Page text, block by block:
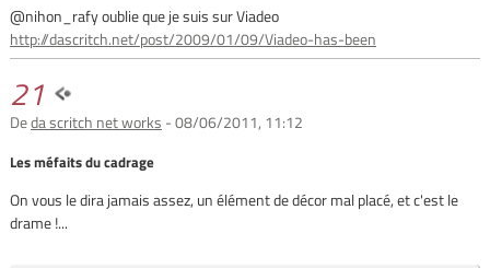
@nihon_rafy oublie que je suis sur Viadeo
http://dascritch.net/post/2009/01/09/Viadeo-has-been
21
Deda scritch net works - 08/06/2011, 11:12
Les méfaits du cadrage
On vous le dira jamais assez, un élément de décor mal placé, et c'est le
drame !...